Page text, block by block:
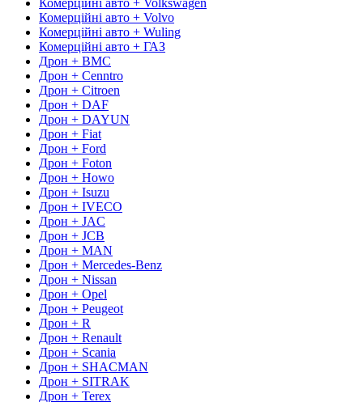
Комерційні авто + Volvo
Комерційні авто + Wuling
Комерційні авто + ГАЗ
Дрон + BMC
Дрон + Cenntro
Дрон + Citroen
Дрон + DAF
Дрон + DAYUN
Дрон + Fiat
Дрон + Ford
Дрон + Foton
Дрон + Howo
Дрон + Isuzu
Дрон + IVECO
Дрон + JAC
Дрон + JCB
Дрон + MAN
Дрон + Mercedes-Benz
Дрон + Nissan
Дрон + Opel
Дрон + Peugeot
Дрон + R
Дрон + Renault
Дрон + Scania
Дрон + SHACMAN
Дрон + SITRAK
Дрон + Terex